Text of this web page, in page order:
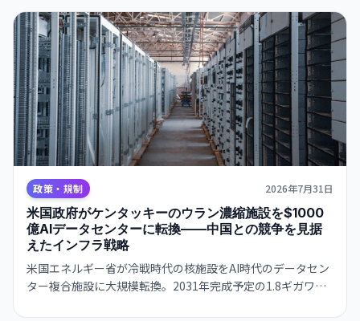
政策・規制 2026年7月31日
米国政府がケンタッキーのウラン濃縮施設を$1000
億AIデータセンターに転換——中国との競争を見据
えたインフラ戦略
米国エネルギー省が冷戦時代の核施設をAI時代のデータセン
ター複合施設に大規模転換。2031年完成予定の1.8ギガワッ